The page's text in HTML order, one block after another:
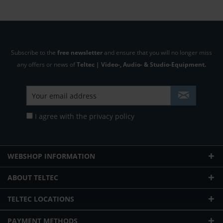
Subscribe to the free newsletter and ensure that you will no longer miss
any offers or news ofTeltec | Video-, Audio- & Studio-Equipment.
I agree with the privacy policy
WEBSHOP INFORMATION
ABOUT TELTEC
TELTEC LOCATIONS
PAYMENT METHODS